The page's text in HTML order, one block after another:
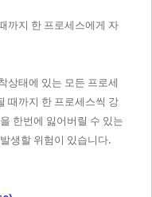
까지 한 프로세스에게 자
상태에 있는 모든 프로세
때까지 한 프로세스씩 강
한번에 잃어버릴 수 있는
생할 위험이 있습니다.